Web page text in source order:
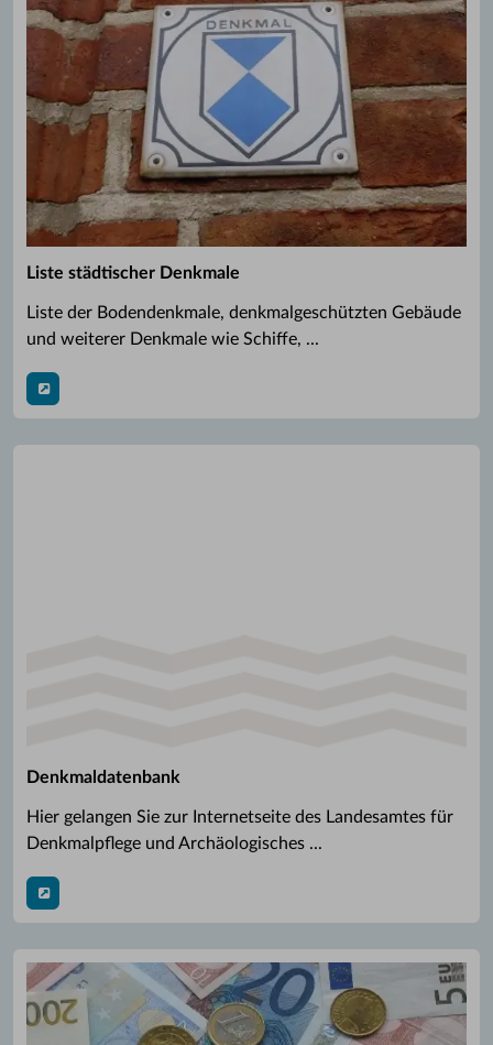
Liste städtischer Denkmale
Liste der Bodendenkmale, denkmalgeschützten Gebäude
und weiterer Denkmale wie Schiffe, ...
Denkmaldatenbank
Hier gelangen Sie zur Internetseite des Landesamtes für
Denkmalpflege und Archäologisches ...